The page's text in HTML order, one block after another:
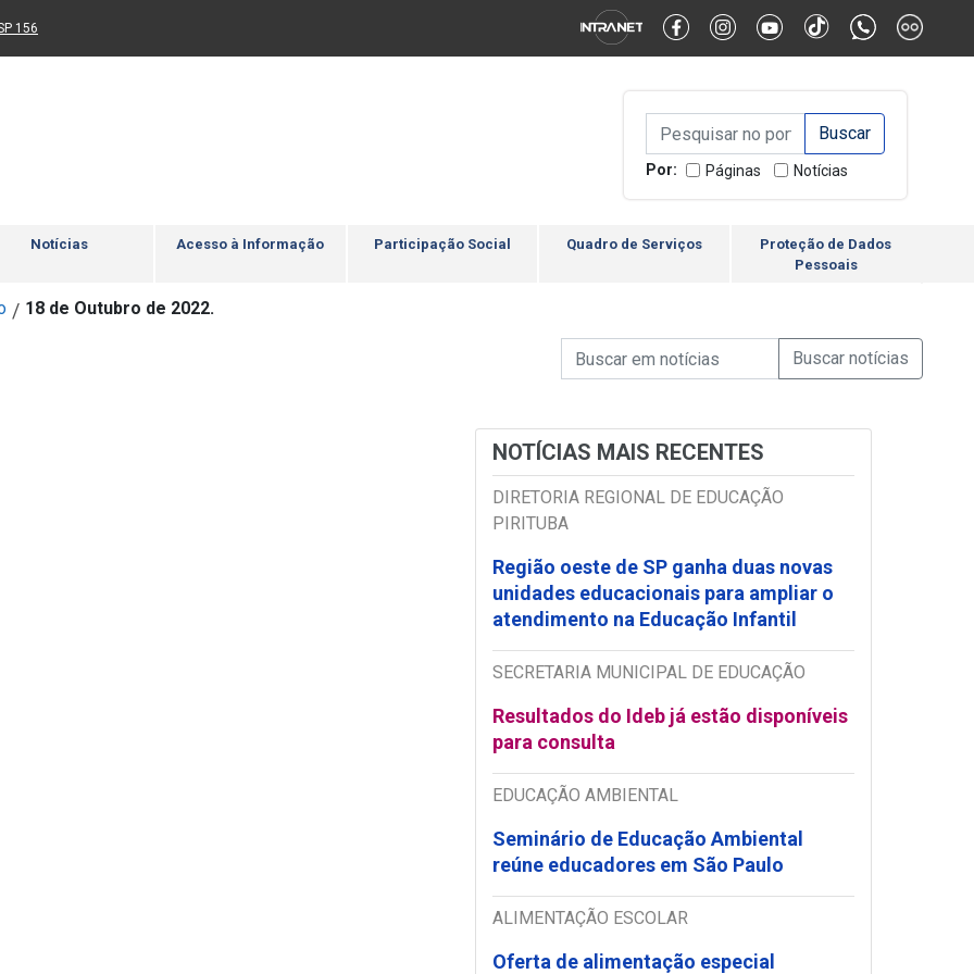
Ir para rodapé Alternar Alto Contraste Alternar Tamanho da Fonte
para um novo sítio)
156
Campo de Busca de
Campo de Busca de informaçõesEnviar a Busca
Por: Páginas Notícias
Notícias Acesso à Informação Participação Social Quadro de Serviços
Proteção de Dados
Pessoais
/ 18 de Outubro de 2022.
Campo de Busca de Notícias
Campo de Busca de informaçõesEnviar a Busca de
NOTÍCIAS MAIS RECENTES
DIRETORIA REGIONAL DE EDUCAÇÃO
PIRITUBA
Região oeste de SP ganha duas novas
unidades educacionais para ampliar o
atendimento na Educação Infantil
SECRETARIA MUNICIPAL DE EDUCAÇÃO
Resultados do Ideb já estão disponíveis
para consulta
EDUCAÇÃO AMBIENTAL
Seminário de Educação Ambiental
reúne educadores em São Paulo
ALIMENTAÇÃO ESCOLAR
Oferta de alimentação especial